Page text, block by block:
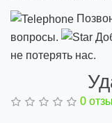
вопросы.
не потерять нас.
0